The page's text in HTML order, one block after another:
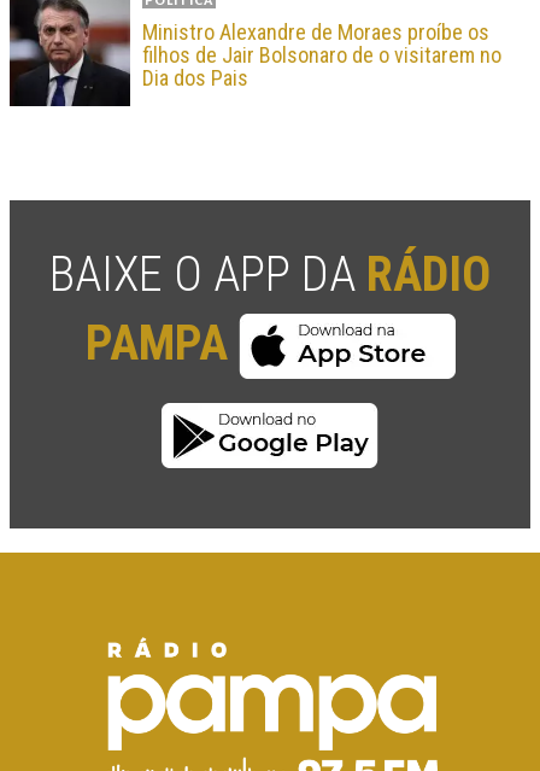
Ministro Alexandre de Moraes proíbe os
filhos de Jair Bolsonaro de o visitarem no
Dia dos Pais
BAIXE O APP DA RÁDIO
PAMPA